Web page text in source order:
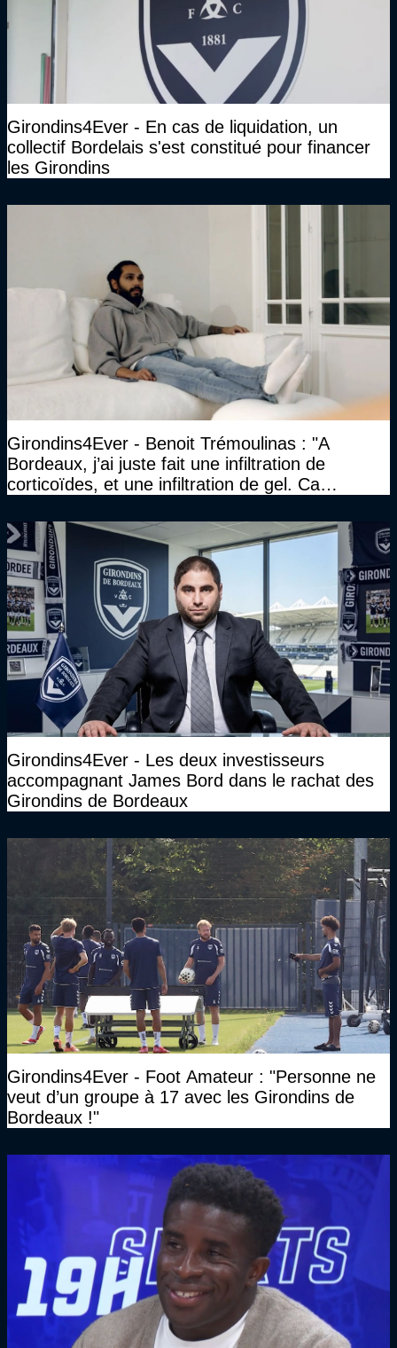
Girondins4Ever - En cas de liquidation, un
collectif Bordelais s'est constitué pour financer
les Girondins
Girondins4Ever - Benoit Trémoulinas : "A
Bordeaux, j’ai juste fait une infiltration de
corticoïdes, et une infiltration de gel. Ca
Girondins4Ever - Les deux investisseurs
accompagnant James Bord dans le rachat des
Girondins de Bordeaux
Girondins4Ever - Foot Amateur : "Personne ne
veut d’un groupe à 17 avec les Girondins de
Bordeaux !"